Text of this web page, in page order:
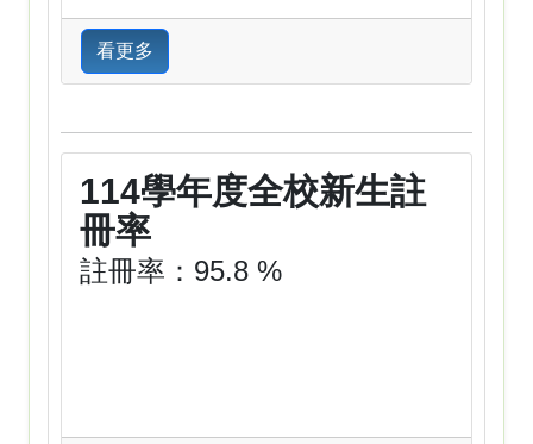
看更多
114學年度全校新生註
冊率
註冊率：95.8 %